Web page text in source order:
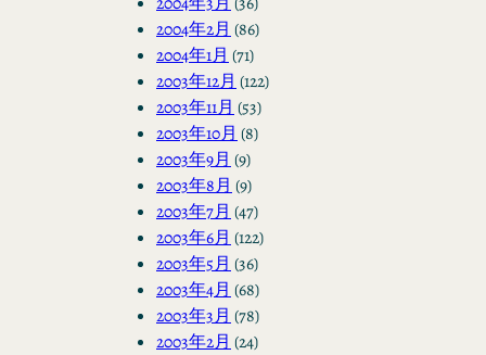
2004年2月 (86)
2004年1月 (71)
2003年12月 (122)
2003年11月 (53)
2003年10月 (8)
2003年9月 (9)
2003年8月 (9)
2003年7月 (47)
2003年6月 (122)
2003年5月 (36)
2003年4月 (68)
2003年3月 (78)
2003年2月 (24)